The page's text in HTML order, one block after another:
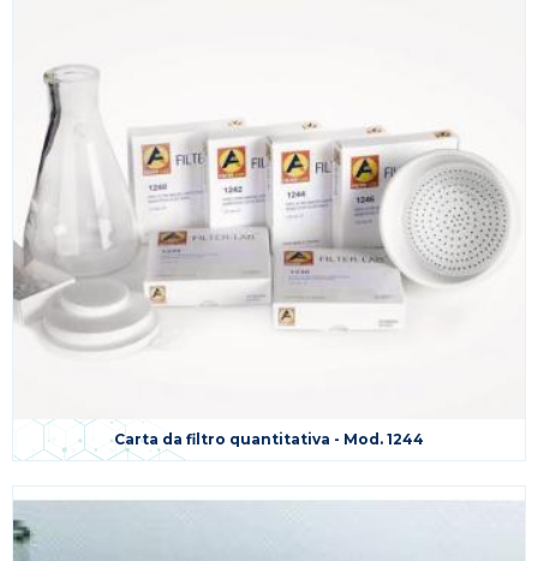
Carta da filtro quantitativa - Mod. 1244